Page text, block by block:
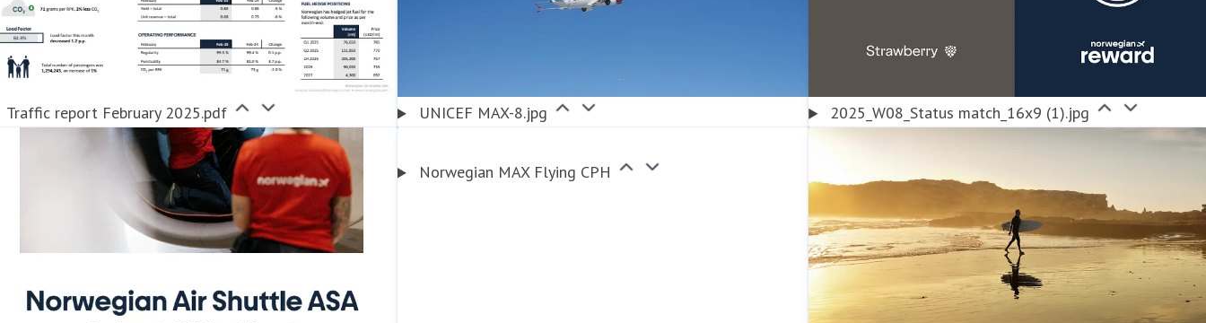
Traffic report February 2025.pdf UNICEF MAX-8.jpg 2025_W08_Status match_16x9 (1).jpg
Norwegian MAX Flying CPH